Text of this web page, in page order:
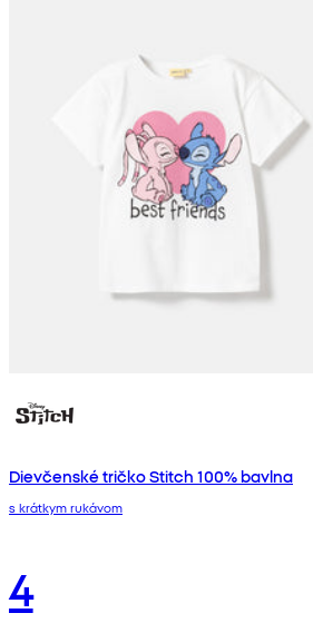
Dievčenské tričko Stitch 100% bavlna
s krátkym rukávom
4